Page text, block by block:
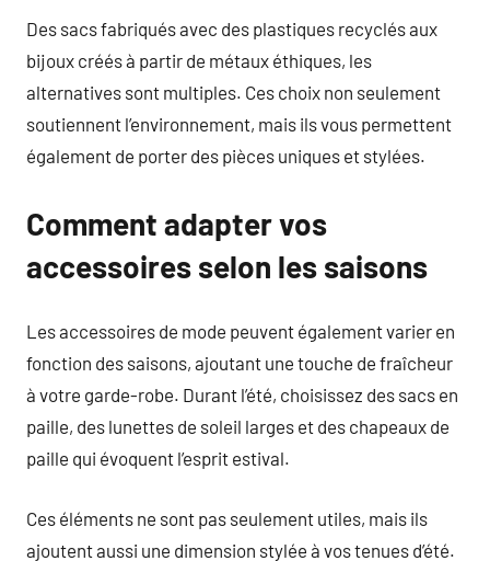
Des sacs fabriqués avec des plastiques recyclés aux
bijoux créés à partir de métaux éthiques, les
alternatives sont multiples. Ces choix non seulement
soutiennent l’environnement, mais ils vous permettent
également de porter des pièces uniques et stylées.
Comment adapter vos
accessoires selon les saisons
Les accessoires de mode peuvent également varier en
fonction des saisons, ajoutant une touche de fraîcheur
à votre garde-robe. Durant l’été, choisissez des sacs en
paille, des lunettes de soleil larges et des chapeaux de
paille qui évoquent l’esprit estival.
Ces éléments ne sont pas seulement utiles, mais ils
ajoutent aussi une dimension stylée à vos tenues d’été.